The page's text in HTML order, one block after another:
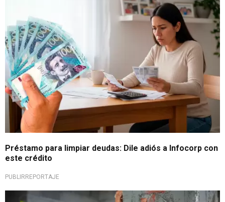
Préstamo para limpiar deudas: Dile adiós a Infocorp con
este crédito
PUBLIRREPORTAJE
Da el primer paso hoy